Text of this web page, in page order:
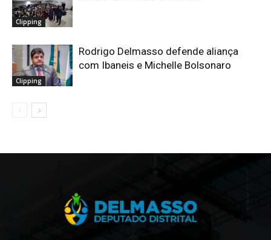
Clipping
Clipping
Rodrigo Delmasso defende aliança
com Ibaneis e Michelle Bolsonaro